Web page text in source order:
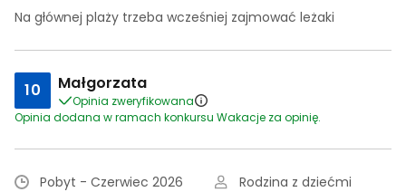
Na głównej plaży trzeba wcześniej zajmować leżaki
10 Małgorzata
Opinia zweryfikowana
Opinia dodana w ramach konkursu Wakacje za opinię.
Pobyt - Czerwiec 2026
Rodzina z dziećmi